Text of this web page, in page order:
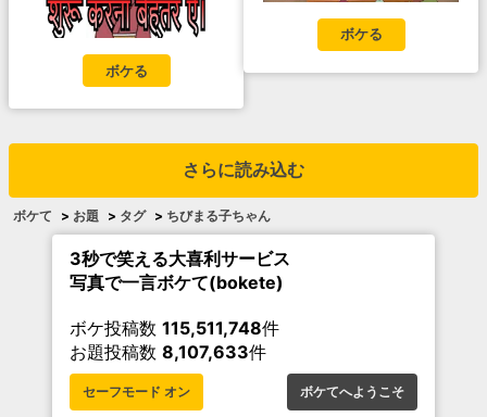
ボケる
ボケる
さらに読み込む
ボケて > お題 > タグ > ちびまる子ちゃん
3秒で笑える大喜利サービス
写真で一言ボケて(bokete)
ボケ投稿数 115,511,748件
お題投稿数 8,107,633件
セーフモード オン ボケてへようこそ